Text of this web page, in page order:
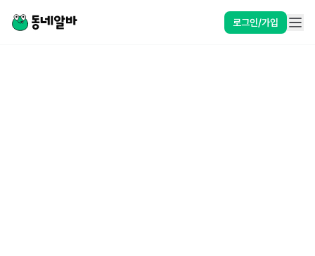
로그인/가입